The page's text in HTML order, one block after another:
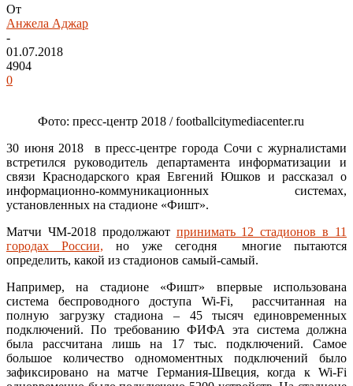
От
Анжела Аджар
-
01.07.2018
4904
0
Фото: пресс-центр 2018 / footballcitymediacenter.ru
30 июня 2018 в пресс-центре города Сочи с журналистами
встретился руководитель департамента информатизации и
связи Краснодарского края Евгений Юшков и рассказал о
информационно-коммуникационных системах,
установленных на стадионе «Фишт».
Матчи ЧМ-2018 продолжают принимать 12 стадионов в 11
городах России, но уже сегодня многие пытаются
определить, какой из стадионов самый-самый.
Например, на стадионе «Фишт» впервые использована
система беспроводного доступа Wi-Fi, рассчитанная на
полную загрузку стадиона – 45 тысяч единовременных
подключений. По требованию ФИФА эта система должна
была рассчитана лишь на 17 тыс. подключений. Самое
большое количество одномоментных подключений было
зафиксировано на матче Германия-Швеция, когда к Wi-Fi